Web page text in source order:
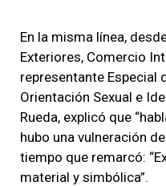
En la misma línea,
Exteriores, Comercio
representante Especial
Orientación Sexual e
Rueda, explicó que
hubo una vulneración
tiempo que remarcó:
material y simbólica”.